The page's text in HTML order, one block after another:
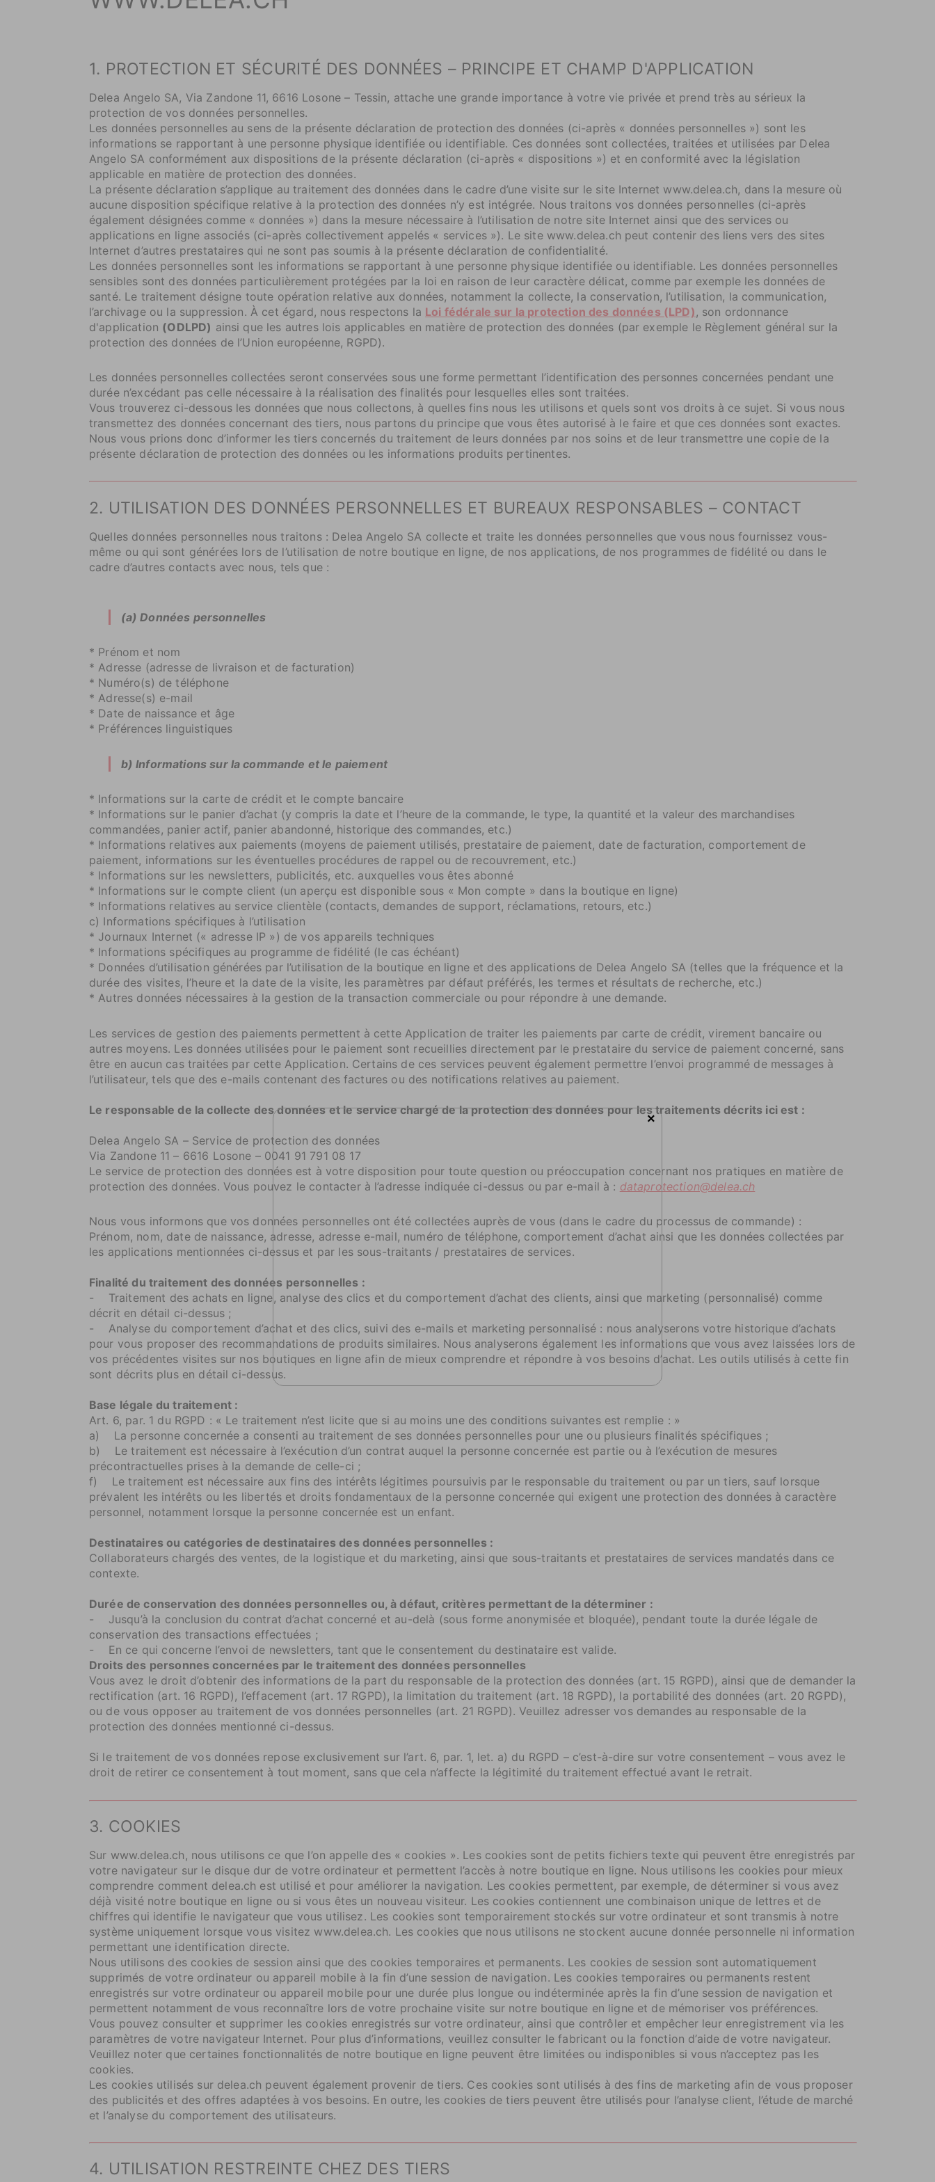
1. PROTECTION ET SÉCURITÉ DES DONNÉES – PRINCIPE ET CHAMP D'APPLICATION
Delea Angelo SA, Via Zandone 11, 6616 Losone – Tessin, attache une grande importance à votre vie privée et prend très au sérieux la
protection de vos données personnelles.
Les données personnelles au sens de la présente déclaration de protection des données (ci-après « données personnelles ») sont les
informations se rapportant à une personne physique identifiée ou identifiable. Ces données sont collectées, traitées et utilisées par Delea
Angelo SA conformément aux dispositions de la présente déclaration (ci-après « dispositions ») et en conformité avec la législation
applicable en matière de protection des données.
La présente déclaration s’applique au traitement des données dans le cadre d’une visite sur le site Internet www.delea.ch, dans la mesure où
aucune disposition spécifique relative à la protection des données n’y est intégrée. Nous traitons vos données personnelles (ci-après
également désignées comme « données ») dans la mesure nécessaire à l’utilisation de notre site Internet ainsi que des services ou
applications en ligne associés (ci-après collectivement appelés « services »). Le site www.delea.ch peut contenir des liens vers des sites
Internet d’autres prestataires qui ne sont pas soumis à la présente déclaration de confidentialité.
Les données personnelles sont les informations se rapportant à une personne physique identifiée ou identifiable. Les données personnelles
sensibles sont des données particulièrement protégées par la loi en raison de leur caractère délicat, comme par exemple les données de
santé. Le traitement désigne toute opération relative aux données, notamment la collecte, la conservation, l’utilisation, la communication,
l’archivage ou la suppression. À cet égard, nous respectons la Loi fédérale sur la protection des données (LPD) , son ordonnance
d'application (ODLPD) ainsi que les autres lois applicables en matière de protection des données (par exemple le Règlement général sur la
protection des données de l’Union européenne, RGPD).
Les données personnelles collectées seront conservées sous une forme permettant l’identification des personnes concernées pendant une
durée n’excédant pas celle nécessaire à la réalisation des finalités pour lesquelles elles sont traitées.
Vous trouverez ci-dessous les données que nous collectons, à quelles fins nous les utilisons et quels sont vos droits à ce sujet. Si vous nous
transmettez des données concernant des tiers, nous partons du principe que vous êtes autorisé à le faire et que ces données sont exactes.
Nous vous prions donc d’informer les tiers concernés du traitement de leurs données par nos soins et de leur transmettre une copie de la
présente déclaration de protection des données ou les informations produits pertinentes.
2. UTILISATION DES DONNÉES PERSONNELLES ET BUREAUX RESPONSABLES – CONTACT
Quelles données personnelles nous traitons : Delea Angelo SA collecte et traite les données personnelles que vous nous fournissez vous-
même ou qui sont générées lors de l’utilisation de notre boutique en ligne, de nos applications, de nos programmes de fidélité ou dans le
cadre d’autres contacts avec nous, tels que :
(a) Données personnelles
* Prénom et nom
* Adresse (adresse de livraison et de facturation)
* Numéro(s) de téléphone
* Adresse(s) e-mail
* Date de naissance et âge
* Préférences linguistiques
b) Informations sur la commande et le paiement
* Informations sur la carte de crédit et le compte bancaire
* Informations sur le panier d’achat (y compris la date et l’heure de la commande, le type, la quantité et la valeur des marchandises
commandées, panier actif, panier abandonné, historique des commandes, etc.)
* Informations relatives aux paiements (moyens de paiement utilisés, prestataire de paiement, date de facturation, comportement de
paiement, informations sur les éventuelles procédures de rappel ou de recouvrement, etc.)
* Informations sur les newsletters, publicités, etc. auxquelles vous êtes abonné
* Informations sur le compte client (un aperçu est disponible sous « Mon compte » dans la boutique en ligne)
* Informations relatives au service clientèle (contacts, demandes de support, réclamations, retours, etc.)
c) Informations spécifiques à l’utilisation
* Journaux Internet (« adresse IP ») de vos appareils techniques
* Informations spécifiques au programme de fidélité (le cas échéant)
* Données d’utilisation générées par l’utilisation de la boutique en ligne et des applications de Delea Angelo SA (telles que la fréquence et la
durée des visites, l’heure et la date de la visite, les paramètres par défaut préférés, les termes et résultats de recherche, etc.)
* Autres données nécessaires à la gestion de la transaction commerciale ou pour répondre à une demande.
Les services de gestion des paiements permettent à cette Application de traiter les paiements par carte de crédit, virement bancaire ou
autres moyens. Les données utilisées pour le paiement sont recueillies directement par le prestataire du service de paiement concerné, sans
être en aucun cas traitées par cette Application. Certains de ces services peuvent également permettre l’envoi programmé de messages à
l’utilisateur, tels que des e-mails contenant des factures ou des notifications relatives au paiement.
Le responsable de la collecte des données et le service chargé de la protection des données pour les traitements décrits ici est :
Delea Angelo SA – Service de protection des données
Via Zandone 11 – 6616 Losone – 0041 91 791 08 17
Le service de protection des données est à votre disposition pour toute question ou préoccupation concernant nos pratiques en matière de
protection des données. Vous pouvez le contacter à l’adresse indiquée ci-dessus ou par e-mail à : dataprotection@delea.ch
Nous vous informons que vos données personnelles ont été collectées auprès de vous (dans le cadre du processus de commande) :
Prénom, nom, date de naissance, adresse, adresse e-mail, numéro de téléphone, comportement d’achat ainsi que les données collectées par
les applications mentionnées ci-dessus et par les sous-traitants / prestataires de services.
Finalité du traitement des données personnelles :
- Traitement des achats en ligne, analyse des clics et du comportement d’achat des clients, ainsi que marketing (personnalisé) comme
décrit en détail ci-dessus ;
- Analyse du comportement d’achat et des clics, suivi des e-mails et marketing personnalisé : nous analyserons votre historique d’achats
pour vous proposer des recommandations de produits similaires. Nous analyserons également les informations que vous avez laissées lors de
vos précédentes visites sur nos boutiques en ligne afin de mieux comprendre et répondre à vos besoins d’achat. Les outils utilisés à cette fin
sont décrits plus en détail ci-dessus.
Base légale du traitement :
Art. 6, par. 1 du RGPD : « Le traitement n’est licite que si au moins une des conditions suivantes est remplie : »
a) La personne concernée a consenti au traitement de ses données personnelles pour une ou plusieurs finalités spécifiques ;
b) Le traitement est nécessaire à l’exécution d’un contrat auquel la personne concernée est partie ou à l’exécution de mesures
précontractuelles prises à la demande de celle-ci ;
f) Le traitement est nécessaire aux fins des intérêts légitimes poursuivis par le responsable du traitement ou par un tiers, sauf lorsque
prévalent les intérêts ou les libertés et droits fondamentaux de la personne concernée qui exigent une protection des données à caractère
personnel, notamment lorsque la personne concernée est un enfant.
Destinataires ou catégories de destinataires des données personnelles :
Collaborateurs chargés des ventes, de la logistique et du marketing, ainsi que sous-traitants et prestataires de services mandatés dans ce
contexte.
Durée de conservation des données personnelles ou, à défaut, critères permettant de la déterminer :
- Jusqu’à la conclusion du contrat d’achat concerné et au-delà (sous forme anonymisée et bloquée), pendant toute la durée légale de
conservation des transactions effectuées ;
- En ce qui concerne l’envoi de newsletters, tant que le consentement du destinataire est valide.
Droits des personnes concernées par le traitement des données personnelles
Vous avez le droit d’obtenir des informations de la part du responsable de la protection des données (art. 15 RGPD), ainsi que de demander la
rectification (art. 16 RGPD), l’effacement (art. 17 RGPD), la limitation du traitement (art. 18 RGPD), la portabilité des données (art. 20 RGPD),
ou de vous opposer au traitement de vos données personnelles (art. 21 RGPD). Veuillez adresser vos demandes au responsable de la
protection des données mentionné ci-dessus.
Si le traitement de vos données repose exclusivement sur l’art. 6, par. 1, let. a) du RGPD – c’est-à-dire sur votre consentement – vous avez le
droit de retirer ce consentement à tout moment, sans que cela n’affecte la légitimité du traitement effectué avant le retrait.
3. COOKIES
Sur www.delea.ch, nous utilisons ce que l’on appelle des « cookies ». Les cookies sont de petits fichiers texte qui peuvent être enregistrés par
votre navigateur sur le disque dur de votre ordinateur et permettent l’accès à notre boutique en ligne. Nous utilisons les cookies pour mieux
comprendre comment delea.ch est utilisé et pour améliorer la navigation. Les cookies permettent, par exemple, de déterminer si vous avez
déjà visité notre boutique en ligne ou si vous êtes un nouveau visiteur. Les cookies contiennent une combinaison unique de lettres et de
chiffres qui identifie le navigateur que vous utilisez. Les cookies sont temporairement stockés sur votre ordinateur et sont transmis à notre
système uniquement lorsque vous visitez www.delea.ch. Les cookies que nous utilisons ne stockent aucune donnée personnelle ni information
permettant une identification directe.
Nous utilisons des cookies de session ainsi que des cookies temporaires et permanents. Les cookies de session sont automatiquement
supprimés de votre ordinateur ou appareil mobile à la fin d’une session de navigation. Les cookies temporaires ou permanents restent
enregistrés sur votre ordinateur ou appareil mobile pour une durée plus longue ou indéterminée après la fin d’une session de navigation et
permettent notamment de vous reconnaître lors de votre prochaine visite sur notre boutique en ligne et de mémoriser vos préférences.
Vous pouvez consulter et supprimer les cookies enregistrés sur votre ordinateur, ainsi que contrôler et empêcher leur enregistrement via les
paramètres de votre navigateur Internet. Pour plus d’informations, veuillez consulter le fabricant ou la fonction d’aide de votre navigateur.
Veuillez noter que certaines fonctionnalités de notre boutique en ligne peuvent être limitées ou indisponibles si vous n’acceptez pas les
cookies.
Les cookies utilisés sur delea.ch peuvent également provenir de tiers. Ces cookies sont utilisés à des fins de marketing afin de vous proposer
des publicités et des offres adaptées à vos besoins. En outre, les cookies de tiers peuvent être utilisés pour l’analyse client, l’étude de marché
et l’analyse du comportement des utilisateurs.
4. UTILISATION RESTREINTE CHEZ DES TIERS
×